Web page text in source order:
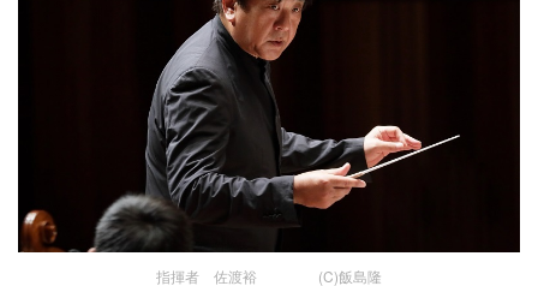
指揮者 佐渡裕 (C)飯島隆